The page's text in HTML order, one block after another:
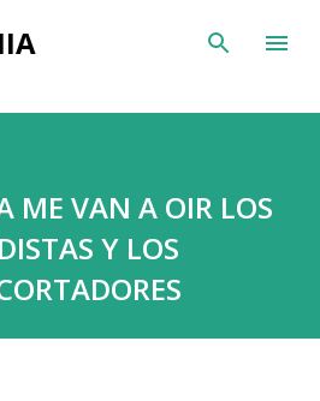
principal
ME VAN A OIR LOS
Y LOS